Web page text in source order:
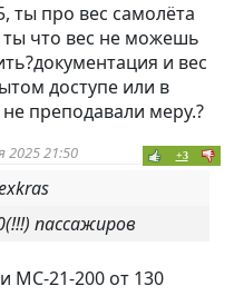
ты про вес самолёта
ты что вес не можешь
и вес
доступе или в
преподавали меру.?
2025 21:50 +3
пассажиров
МС-21-200 от 130